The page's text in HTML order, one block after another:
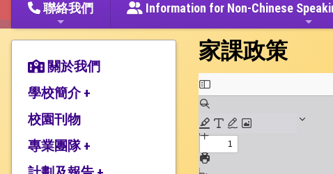
聯絡我們 Information for Non-Chinese
關於我們
學校簡介 +
辦學宗旨與簡史
仁濟教育簡介
本校捐建人介紹
校園刊物
專業團隊 +
家課政策